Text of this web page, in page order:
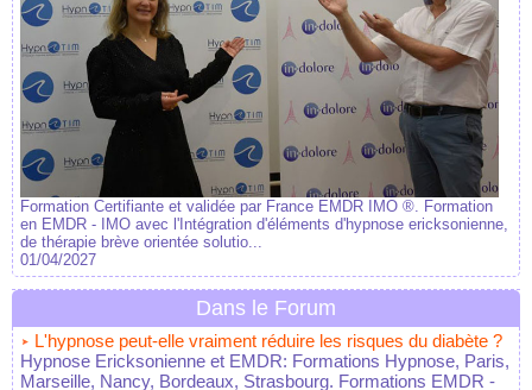
Formation Certifiante et validée par France EMDR IMO ®. Formation
en EMDR - IMO avec l'Intégration d'éléments d'hypnose ericksonienne,
de thérapie brève orientée solutio...
01/04/2027
Dans le Forum
L'hypnose peut-elle vraiment réduire les risques du diabète ?
Hypnose Ericksonienne et EMDR: Formations Hypnose, Paris,
Marseille, Nancy, Bordeaux, Strasbourg. Formations EMDR -